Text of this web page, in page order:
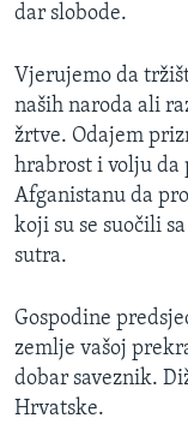
Jezici
dar slobode.
Vjerujemo da
naših naroda ali
žrtve. Odajem
hrabrost i volju da
Afganistanu da
koji su se suočili
sutra.
Gospodine
zemlje vašoj
dobar saveznik.
Hrvatske.